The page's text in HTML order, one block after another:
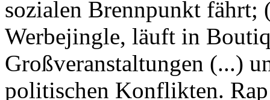
sozialen Brennpunkt fährt;
Werbejingle, läuft in
Großveranstaltungen (...)
politischen Konflikten.